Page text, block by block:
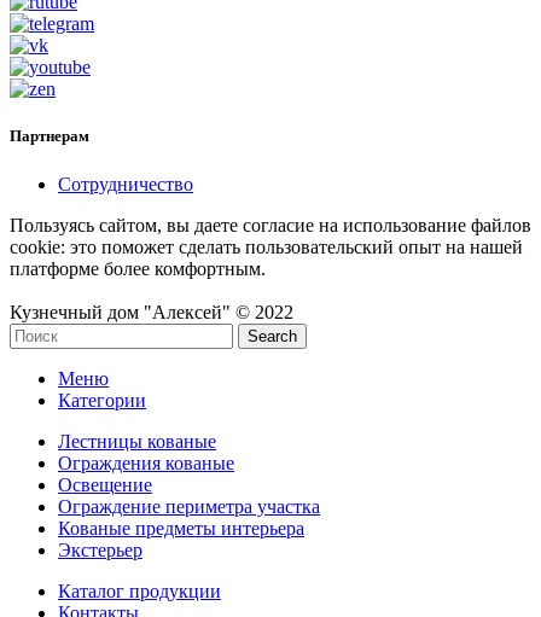
Партнерам
Сотрудничество
Пользуясь сайтом, вы даете согласие на использование файлов
cookie: это поможет сделать пользовательский опыт на нашей
платформе более комфортным.
Кузнечный дом "Алексей" © 2022
Search
Меню
Категории
Лестницы кованые
Ограждения кованые
Освещение
Ограждение периметра участка
Кованые предметы интерьера
Экстерьер
Каталог продукции
Контакты